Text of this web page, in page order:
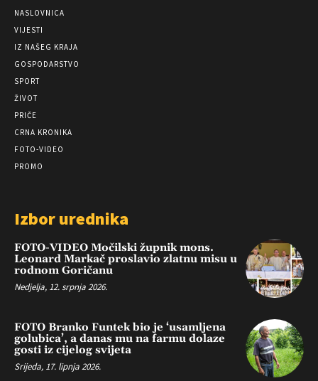
NASLOVNICA
VIJESTI
IZ NAŠEG KRAJA
GOSPODARSTVO
SPORT
ŽIVOT
PRIČE
CRNA KRONIKA
FOTO-VIDEO
PROMO
Izbor urednika
FOTO-VIDEO Močilski župnik mons.
Leonard Markač proslavio zlatnu misu u
rodnom Goričanu
Nedjelja, 12. srpnja 2026.
FOTO Branko Funtek bio je ‘usamljena
golubica’, a danas mu na farmu dolaze
gosti iz cijelog svijeta
Srijeda, 17. lipnja 2026.